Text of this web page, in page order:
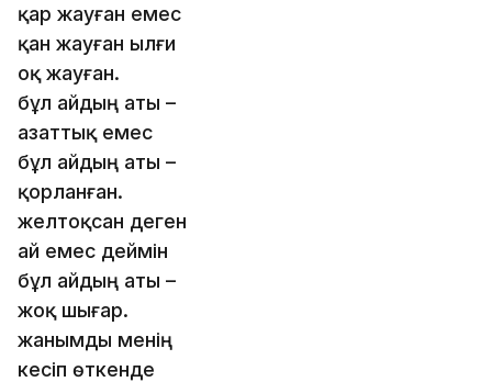
қар жауған емес
қан жауған ылғи
оқ жауған.
бұл айдың аты –
азаттық емес
бұл айдың аты –
қорланған.
желтоқсан деген
ай емес деймін
бұл айдың аты –
жоқ шығар.
жанымды менің
кесіп өткенде